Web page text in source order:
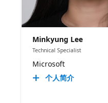
Minkyung Lee
Technical Specialist
Microsoft
个人简介